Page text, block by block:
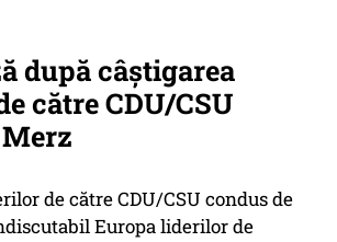
după câștigarea
către CDU/CSU
de către CDU/CSU condus de
Europa liderilor de